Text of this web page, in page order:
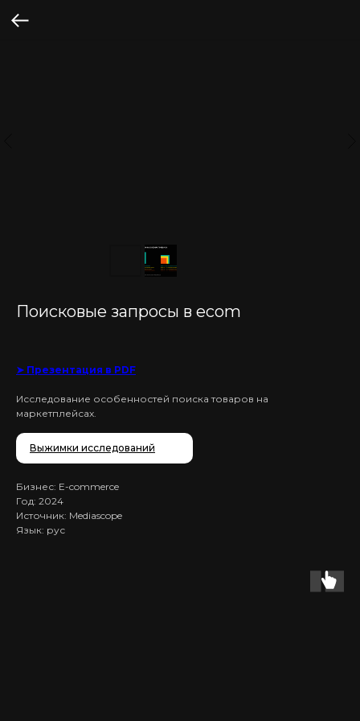
Поисковые запросы в ecom
➤ Презентация в PDF
Исследование особенностей поиска товаров на
маркетплейсах.
Выжимки исследований
Бизнес: E-commerce
Год: 2024
Источник: Mediascope
Язык: рус